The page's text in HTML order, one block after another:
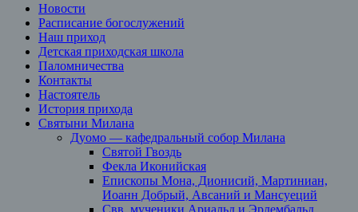
Новости
Расписание богослужений
Наш приход
Детская приходская школа
Паломничества
Контакты
Настоятель
История прихода
Святыни Милана
Дуомо — кафедральный собор Милана
Святой Гвоздь
Фекла Иконийская
Епископы Мона, Дионисий, Мартиниан,
Иоанн Добрый, Авсаний и Мансуеций
Свв. мученики Ариальд и Эрлембальд